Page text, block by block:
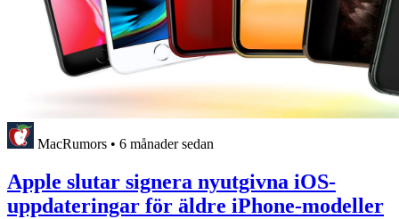
MacRumors • 6 månader sedan
Apple slutar signera nyutgivna iOS-
uppdateringar för äldre iPhone-modeller